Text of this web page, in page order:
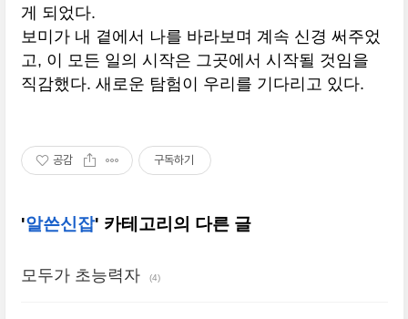
게 되었다.
보미가 내 곁에서 나를 바라보며 계속 신경 써주었
고, 이 모든 일의 시작은 그곳에서 시작될 것임을
직감했다. 새로운 탐험이 우리를 기다리고 있다.
공감 구독하기
'알쓴신잡' 카테고리의 다른 글
모두가 초능력자 (4)